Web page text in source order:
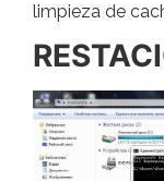
limpieza de